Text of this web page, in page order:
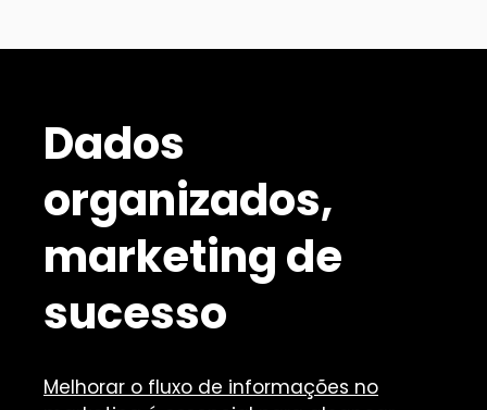
Dados
organizados,
marketing de
sucesso
Melhorar o fluxo de informações no